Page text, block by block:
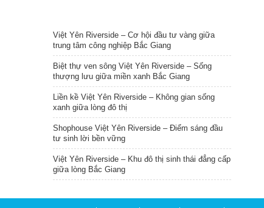
Việt Yên Riverside – Cơ hội đầu tư vàng giữa
trung tâm công nghiệp Bắc Giang
Biệt thự ven sông Việt Yên Riverside – Sống
thượng lưu giữa miền xanh Bắc Giang
Liền kề Việt Yên Riverside – Không gian sống
xanh giữa lòng đô thị
Shophouse Việt Yên Riverside – Điểm sáng đầu
tư sinh lời bền vững
Việt Yên Riverside – Khu đô thị sinh thái đẳng cấp
giữa lòng Bắc Giang